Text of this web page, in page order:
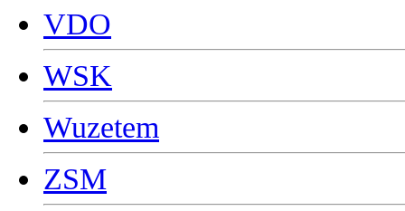
VDO
WSK
Wuzetem
ZSM